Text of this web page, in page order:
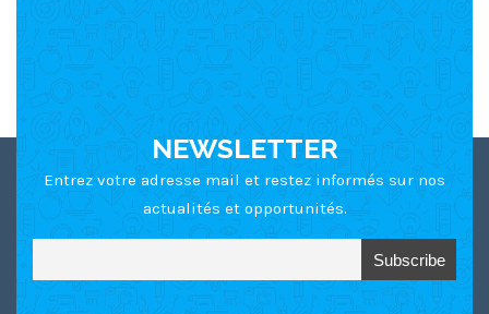
NEWSLETTER
Entrez votre adresse mail et restez informés sur nos
actualités et opportunités.